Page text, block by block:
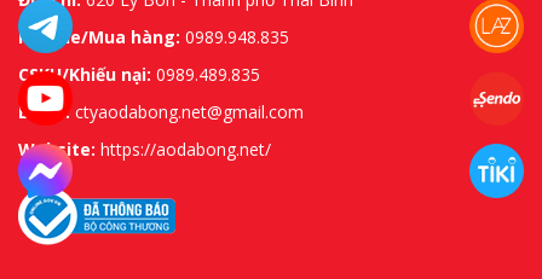
Hotline/Mua hàng: 0989.948.835
CSKH/Khiếu nại: 0989.489.835
Email:ctyaodabong.net@gmail.com
Website: https://aodabong.net/